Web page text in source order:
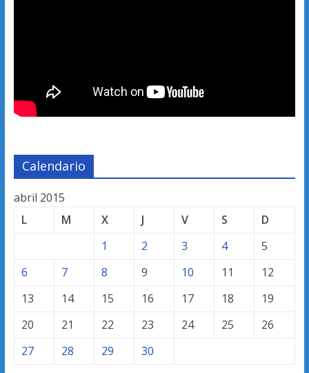
Calendario
abril 2015
L
M X J V S
D
1
2 3 4
5
6
7 8 9 10 11
12
13
14 15 16 17 18
19
20
21 22 23 24 25
26
27
28 29 30